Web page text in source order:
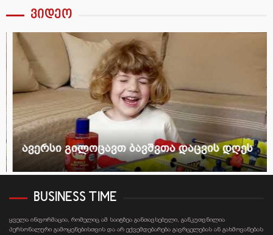
ვიდეო
ავერსი გილოცავთ ბავშვთა დაცვის დღეს
BUSINESS TIME
ყველა ინფორმაცია, რომელიც ამ საიტზეა განთავსებული, განკუთვნილია
პერსონალური გამოყენებისთვის და არ ექვემდებარება გავრცელებას ან გახმოვანებას